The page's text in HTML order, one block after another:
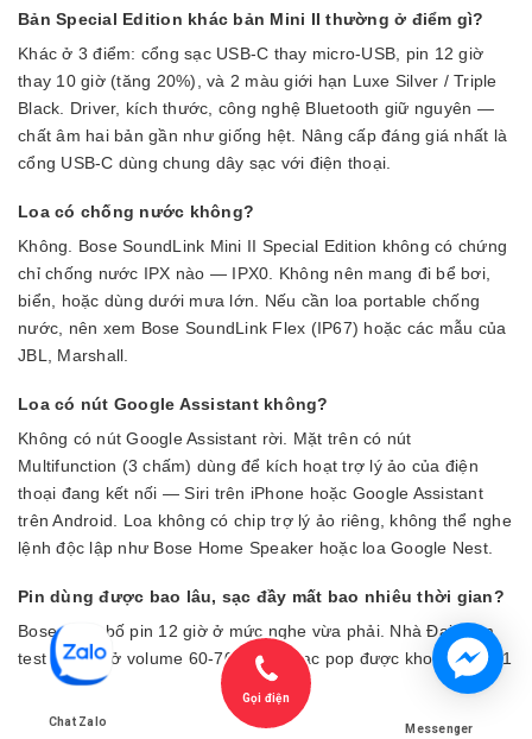
Bản Special Edition khác bản Mini II thường ở điểm gì?
Khác ở 3 điểm: cổng sạc USB-C thay micro-USB, pin 12 giờ
thay 10 giờ (tăng 20%), và 2 màu giới hạn Luxe Silver / Triple
Black. Driver, kích thước, công nghệ Bluetooth giữ nguyên —
chất âm hai bản gần như giống hệt. Nâng cấp đáng giá nhất là
cổng USB-C dùng chung dây sạc với điện thoại.
Loa có chống nước không?
Không. Bose SoundLink Mini II Special Edition không có chứng
chỉ chống nước IPX nào — IPX0. Không nên mang đi bể bơi,
biển, hoặc dùng dưới mưa lớn. Nếu cần loa portable chống
nước, nên xem Bose SoundLink Flex (IP67) hoặc các mẫu của
JBL, Marshall.
Loa có nút Google Assistant không?
Không có nút Google Assistant rời. Mặt trên có nút
Multifunction (3 chấm) dùng để kích hoạt trợ lý ảo của điện
thoại đang kết nối — Siri trên iPhone hoặc Google Assistant
trên Android. Loa không có chip trợ lý ảo riêng, không thể nghe
lệnh độc lập như Bose Home Speaker hoặc loa Google Nest.
Pin dùng được bao lâu, sạc đầy mất bao nhiêu thời gian?
Bose công bố pin 12 giờ ở mức nghe vừa phải. Nhà Đại Nam
test thực tế ở volume 60-70% với nhạc pop được khoảng 10-11
tiếng liên tục. Sạc đầy qua cổng USB-C mất khoảng 4 tiếng với
cục sạc 5V/1.6A. Loa không hỗ trợ sạc nhanh Power Delivery
Chat Zalo
Gọi điện
Messenger